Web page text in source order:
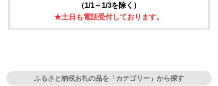
（1/1～1/3を除く）
★土日も電話受付しております。
ふるさと納税お礼の品を「カテゴリー」から探す